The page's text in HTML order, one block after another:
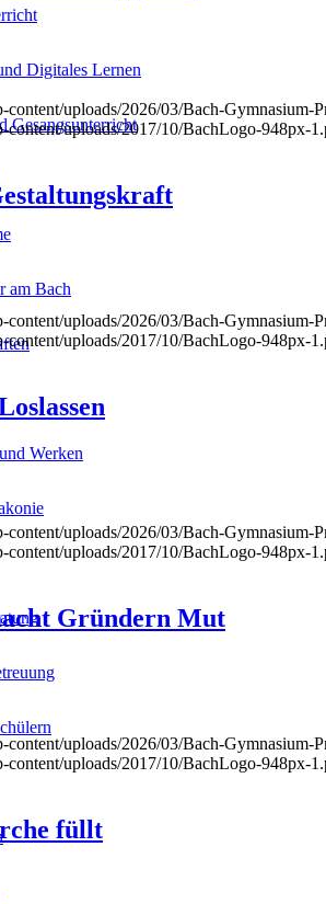
Digitales Lernen
Gesangsunterricht
am Bach
Werken
uploads/2026/03/Bach-
uploads/2017/10/BachLogo-948px-
uploads/2026/03/Bach-Gymnasium-
uploads/2017/10/BachLogo-948px-
uploads/2026/03/Bach-
uploads/2017/10/BachLogo-948px-
Gründern Mut
uploads/2026/03/Bach-
uploads/2017/10/BachLogo-948px-
füllt